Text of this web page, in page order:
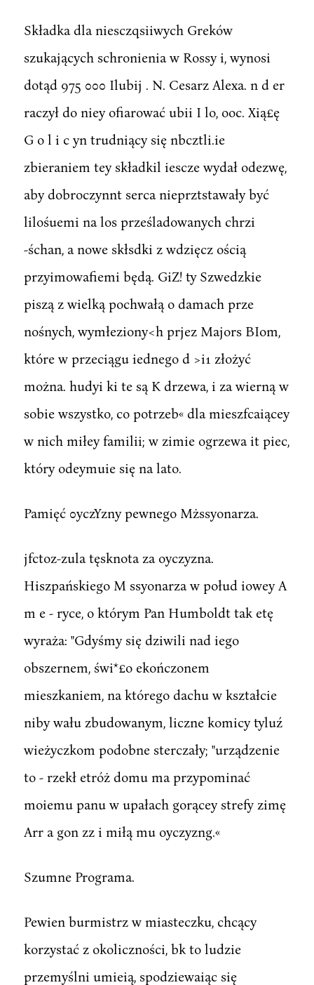
Składka dla niesczqsiiwych Greków
szukających schronienia w Rossy i, wynosi
dotąd 975 000 Ilubij . N. Cesarz Alexa. n d er
raczył do niey ofiarować ubii I lo, ooc. Xią£ę
G o l i c yn trudniący się nbcztli.ie
zbieraniem tey składkil iescze wydał odezwę,
aby dobroczynnt serca nieprztstawały być
lilośuemi na los prześladowanych chrzi
-śchan, a nowe skłsdki z wdzięcz ością
przyimowafiemi będą. GiZ! ty Szwedzkie
piszą z wielką pochwałą o damach prze
nośnych, wymłeziony<h prjez Majors BIom,
które w przeciągu iednego d >i1 złożyć
można. hudyi ki te są K drzewa, i za wierną w
sobie wszystko, co potrzeb« dla mieszfcaiącey
w nich miłey familii; w zimie ogrzewa it piec,
który odeymuie się na lato.
Pamięć 0yczYzny pewnego Mżssyonarza.
jfctoz-zula tęsknota za oyczyzna.
Hiszpańskiego M ssyonarza w połud iowey A
m e - ryce, o którym Pan Humboldt tak etę
wyraża: "Gdyśmy się dziwili nad iego
obszernem, świ*£o ekończonem
mieszkaniem, na którego dachu w kształcie
niby wału zbudowanym, liczne komicy tyluź
wieżyczkom podobne sterczały; "urządzenie
to - rzekł etróż domu ma przypominać
moiemu panu w upałach gorącey strefy zimę
Arr a gon zz i miłą mu oyczyzng.«
Szumne Programa.
Pewien burmistrz w miasteczku, chcący
korzystać z okoliczności, bk to ludzie
przemyślni umieią, spodziewaiąc się